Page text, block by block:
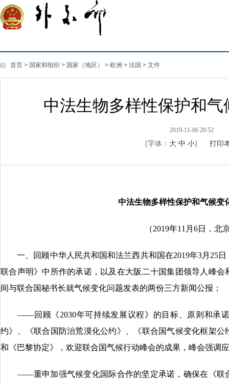
首页 > 国家和组织 > 国家（地区） > 欧洲 > 法国 > 文件
中法生物多样性保护和
2019-11-06 20:52
[字体： 大 中 小] 打印
中法生物多样性保护和气候变
（2019年11月6日，北
一、回顾中华人民共和国和法兰西共和国在2019年3月25日
联合声明》中所作的承诺，以及在大阪二十国集团领导人峰
间与联合国秘书长就气候变化问题发表的两份三方新闻公报；
——回顾《2030年可持续发展议程》的目标、原则和承诺
约》、《联合国防治荒漠化公约》、《联合国气候变化框架
和《巴黎协定》，欢迎联合国气候行动峰会的成果，峰会强调
——重申加强气候变化国际合作的坚定承诺，确保在《联